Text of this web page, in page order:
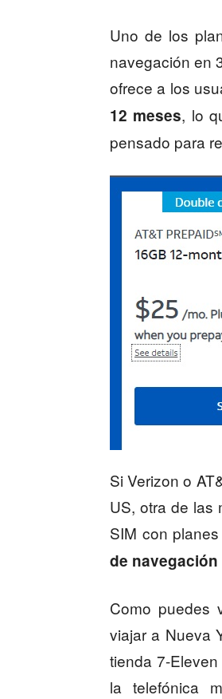
Uno de los
navegación en
ofrece a los
12 meses, lo
pensado para
Si Verizon o
US, otra de las
SIM con
de
Como puedes
viajar a Nueva
tienda 7-
la telefónica